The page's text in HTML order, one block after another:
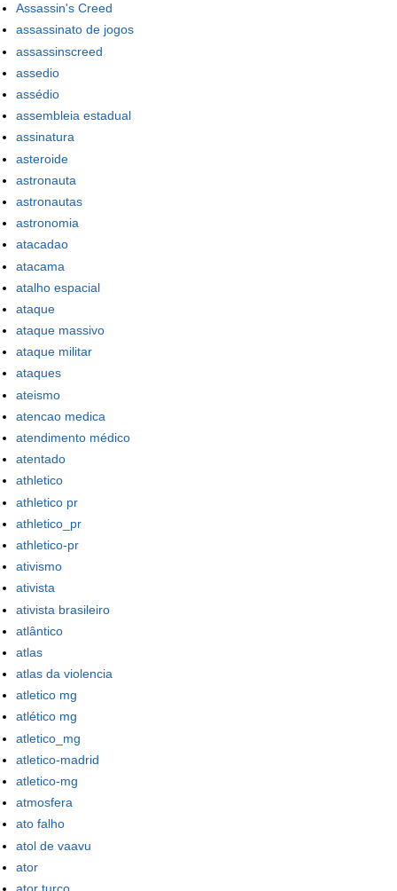
Assassin's Creed
assassinato de jogos
assassinscreed
assedio
assédio
assembleia estadual
assinatura
asteroide
astronauta
astronautas
astronomia
atacadao
atacama
atalho espacial
ataque
ataque massivo
ataque militar
ataques
ateismo
atencao medica
atendimento médico
atentado
athletico
athletico pr
athletico_pr
athletico-pr
ativismo
ativista
ativista brasileiro
atlântico
atlas
atlas da violencia
atletico mg
atlético mg
atletico_mg
atletico-madrid
atletico-mg
atmosfera
ato falho
atol de vaavu
ator